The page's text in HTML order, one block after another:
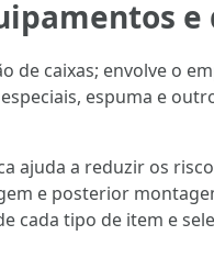
e
caixas; envolve o
espuma e
ajuda a reduzir os
e posterior
cada tipo de item e